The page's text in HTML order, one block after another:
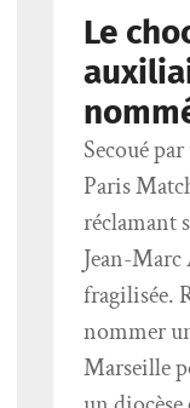
Le
Secoué
Paris
réclamant
Jean-
fragilisée.
nommer
Marseille